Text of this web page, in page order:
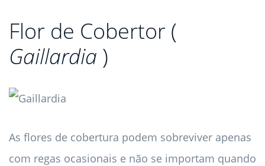
Flor de Cobertor (
Gaillardia )
As flores de cobertura podem sobreviver apenas
com regas ocasionais e não se importam quando